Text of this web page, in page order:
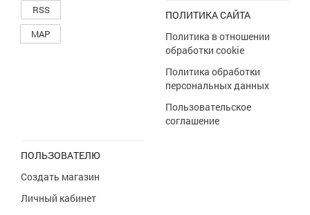
RSS
MAP
ПОЛИТИКА САЙТА
Политика в отношении
обработки cookie
Политика обработки
персональных данных
Пользовательское
соглашение
ПОЛЬЗОВАТЕЛЮ
Создать магазин
Личный кабинет